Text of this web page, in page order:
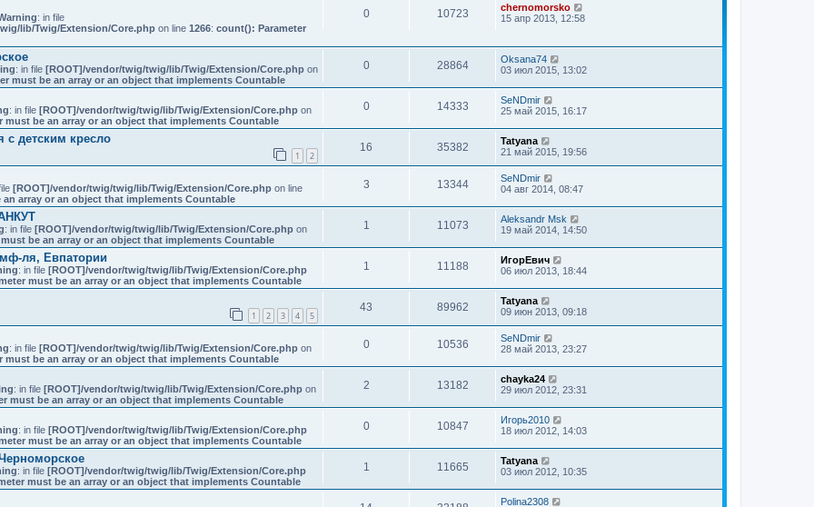
: in file
lib/Twig/Extension/Core.phpon line 1266: count(): Parameter
0 10723
chernomorsko
15 апр 2013, 12:58
: in file [ROOT]/vendor/twig/twig/lib/Twig/Extension/Core.phpon
must be an array or an object that implements Countable
0 28864
Oksana74
03 июл 2015, 13:02
: in file [ROOT]/vendor/twig/twig/lib/Twig/Extension/Core.phpon
must be an array or an object that implements Countable
0 14333
SeNDmir
25 май 2015, 16:17
с детским кресло
1 2
16 35382
Tatyana
21 май 2015, 19:56
[ROOT]/vendor/twig/twig/lib/Twig/Extension/Core.phpon line
array or an object that implements Countable
3 13344
SeNDmir
04 авг 2014, 08:47
: in file [ROOT]/vendor/twig/twig/lib/Twig/Extension/Core.phpon
be an array or an object that implements Countable
1 11073
Aleksandr Msk
19 май 2014, 14:50
ля, Евпатории
: in file [ROOT]/vendor/twig/twig/lib/Twig/Extension/Core.php
must be an array or an object that implements Countable
1 11188
ИгорЕвич
06 июл 2013, 18:44
1 2 3 4 5
43 89962
Tatyana
09 июн 2013, 09:18
: in file [ROOT]/vendor/twig/twig/lib/Twig/Extension/Core.phpon
must be an array or an object that implements Countable
0 10536
SeNDmir
28 май 2013, 23:27
: in file [ROOT]/vendor/twig/twig/lib/Twig/Extension/Core.phpon
must be an array or an object that implements Countable
2 13182
chayka24
29 июл 2012, 23:31
: in file [ROOT]/vendor/twig/twig/lib/Twig/Extension/Core.php
must be an array or an object that implements Countable
0 10847
Игорь2010
18 июл 2012, 14:03
: in file [ROOT]/vendor/twig/twig/lib/Twig/Extension/Core.php
must be an array or an object that implements Countable
1 11665
Tatyana
03 июл 2012, 10:35
Polina2308